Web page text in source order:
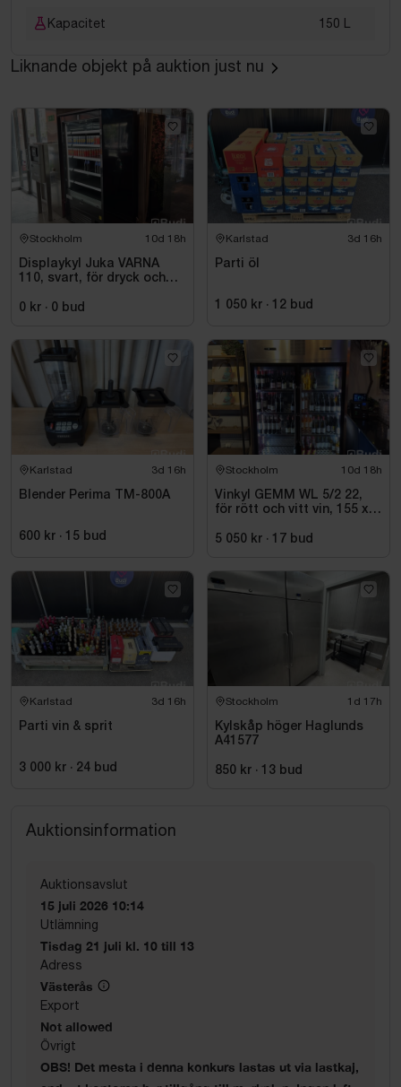
Kapacitet 150
Liknande objekt på auktion just nu
Stockholm 10d 18h
Displaykyl Juka VARNA
110, svart, för dryck och
0 kr · 0 bud
Karlstad 3d 16h
Parti öl
1 050 kr · 12 bud
Karlstad 3d 16h
Blender Perima TM-800A
600 kr · 15 bud
Stockholm 10d 18h
Vinkyl GEMM WL 5/2 22,
för rött och vitt vin, 155 x
5 050 kr · 17 bud
Karlstad 3d 16h
Parti vin & sprit
3 000 kr · 24 bud
Stockholm 1d 17h
Kylskåp höger Haglunds
A41577
850 kr · 13 bud
Auktionsinformation
Auktionsavslut
15 juli 2026 10:14
Utlämning
Tisdag 21 juli kl. 10 till 13
Adress
Västerås
Export
Not allowed
Övrigt
OBS! Det mesta i denna konkurs lastas ut via lastkaj,